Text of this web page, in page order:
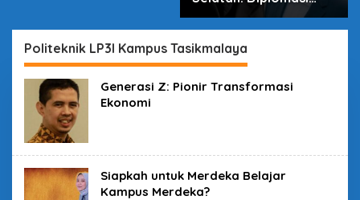
Politeknik LP3I Kampus Tasikmalaya
Generasi Z: Pionir Transformasi
Ekonomi
Siapkah untuk Merdeka Belajar
Kampus Merdeka?